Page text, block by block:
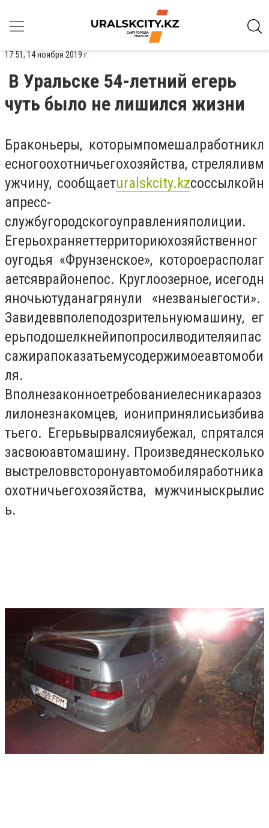
17:51, 14 ноября 2019 г.
В Уральске 54-летний егерь
чуть было не лишился жизни
Браконьеры, которымпомешалработникл
есногоохотничьегохозяйства, стреляливм
ужчину, сообщаетuralskcity. kzсоссылкойн
апресс-
службугородскогоуправленияполиции.
Егерьохраняеттерриториюхозяйственног
оугодья «Фрунзенское», котороерасполаг
аетсяврайонепос. Круглоозерное, исегодн
яночьютуданагрянули «незваныегости».
Завидеввполеподозрительнуюмашину, ег
ерьподошелкнейипопросилводителяипас
сажирапоказатьемусодержимоеавтомоби
ля.
Вполнезаконноетребованиелесникаразоз
лилонезнакомцев, ионипринялисьизбива
тьего. Егерьвырвалсяиубежал, спрятался
засвоюавтомашину. Произведянесколько
выстреловвсторонуавтомобиляработника
охотничьегохозяйства, мужчиныскрылис
ь.